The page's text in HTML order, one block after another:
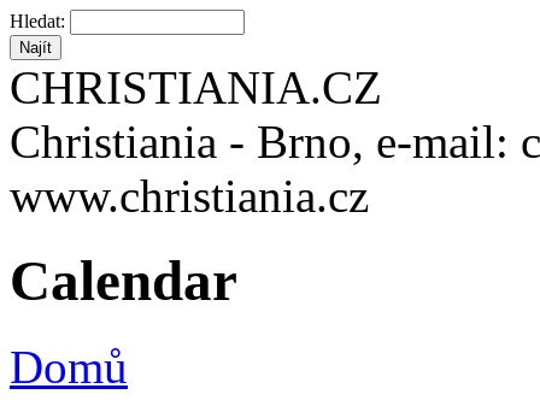
Hledat:
CHRISTIANIA.CZ
Christiania - Brno, e-mail:
www.christiania.cz
Calendar
Domů